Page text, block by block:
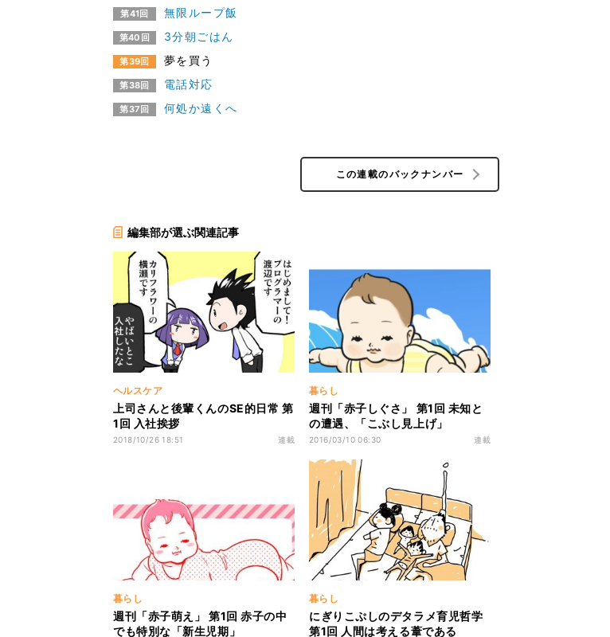
第41回 無限ループ飯
第40回 3分朝ごはん
第39回 夢を買う
第38回 電話対応
第37回 何処か遠くへ
この連載のバックナンバー
編集部が選ぶ関連記事
ヘルスケア
上司さんと後輩くんのSE的日常 第
1回 入社挨拶
2018/10/26 18:51 連載
暮らし
週刊「赤子しぐさ」 第1回 未知と
の遭遇、「こぶし見上げ」
2016/03/10 06:30 連載
暮らし
週刊「赤子萌え」 第1回 赤子の中
でも特別な「新生児期」
暮らし
にぎりこぷしのデタラメ育児哲学
第1回 人間は考える葦である